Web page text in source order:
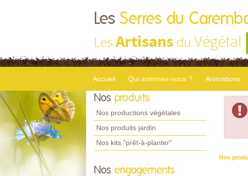
Les Serres du
LesArtisans du Végétal
Accueil Qui sommes-nous ? Animations
Nos produits
Nos productions végétales
Nos produits jardin
Nos kits "prêt-à-planter"
Nos engagements
Nos